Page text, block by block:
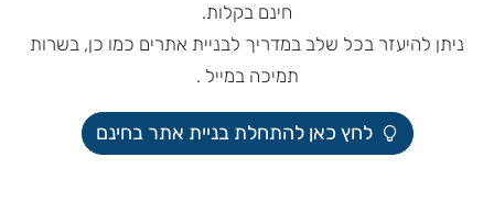
חינם בקלות.
ניתן להיעזר בכל שלב במדריך לבניית אתרים כמו כן, בשרות
תמיכה במייל .
לחץ כאן להתחלת בניית אתר בחינם